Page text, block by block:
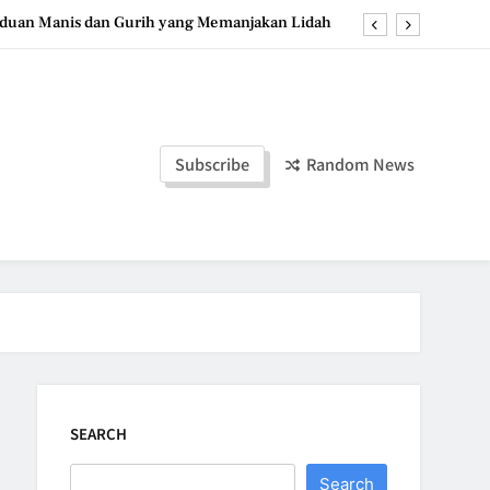
Manis dan Gurih yang Memanjakan Lidah
Dessert Timur Tengah yang Makin Digemari
Stroberi: Dessert Sehat dengan Tekstur Unik
Subscribe Random News
SEARCH
Search